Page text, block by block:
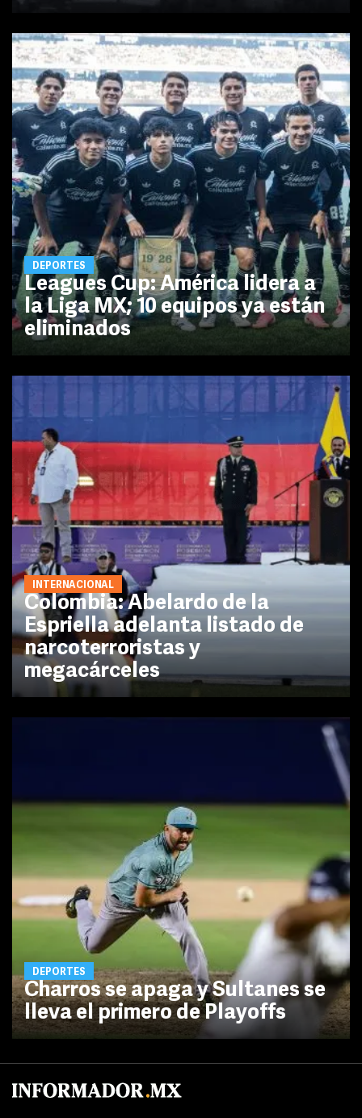
DEPORTES
Leagues Cup: América lidera a
la Liga MX; 10 equipos ya están
eliminados
INTERNACIONAL
Colombia: Abelardo de la
Espriella adelanta listado de
narcoterroristas y
megacárceles
DEPORTES
Charros se apaga y Sultanes se
lleva el primero de Playoffs